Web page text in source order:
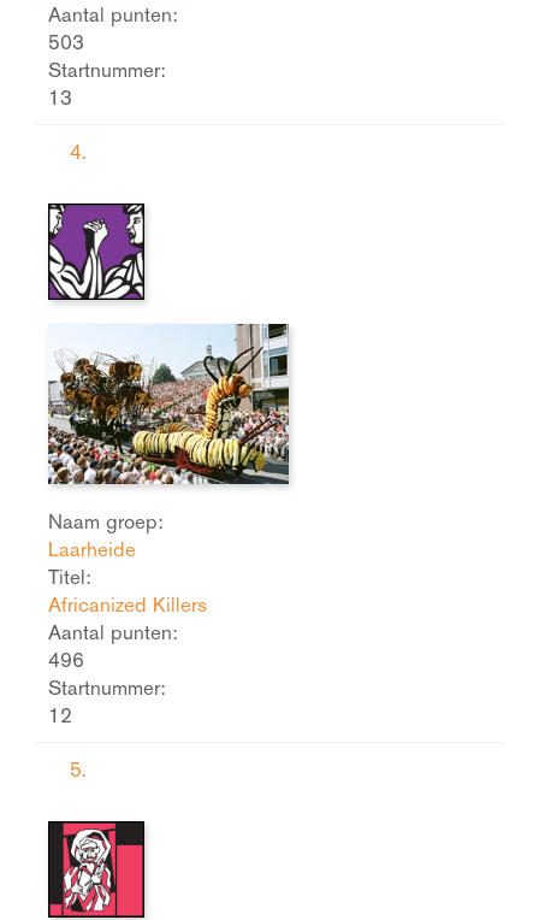
Aantal punten:
503
Startnummer:
13
4.
Naam groep:
Laarheide
Titel:
Africanized Killers
Aantal punten:
496
Startnummer:
12
5.